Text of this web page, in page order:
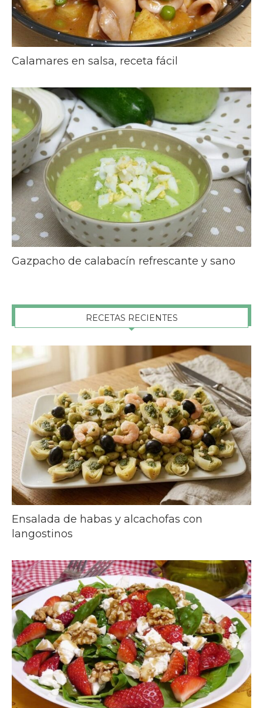
Calamares en salsa, receta fácil
Gazpacho de calabacín refrescante y sano
RECETAS RECIENTES
Ensalada de habas y alcachofas con
langostinos